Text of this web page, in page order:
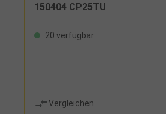
150404 CP25TU
20 verfügbar
Vergleichen